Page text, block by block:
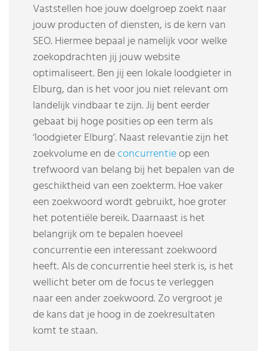
Vaststellen hoe jouw doelgroep zoekt naar
jouw producten of diensten, is de kern van
SEO. Hiermee bepaal je namelijk voor welke
zoekopdrachten jij jouw website
optimaliseert. Ben jij een lokale loodgieter in
Elburg, dan is het voor jou niet relevant om
landelijk vindbaar te zijn. Jij bent eerder
gebaat bij hoge posities op een term als
‘loodgieter Elburg’. Naast relevantie zijn het
zoekvolume en deconcurrentieop een
trefwoord van belang bij het bepalen van de
geschiktheid van een zoekterm. Hoe vaker
een zoekwoord wordt gebruikt, hoe groter
het potentiële bereik. Daarnaast is het
belangrijk om te bepalen hoeveel
concurrentie een interessant zoekwoord
heeft. Als de concurrentie heel sterk is, is het
wellicht beter om de focus te verleggen
naar een ander zoekwoord. Zo vergroot je
de kans dat je hoog in de zoekresultaten
komt te staan.